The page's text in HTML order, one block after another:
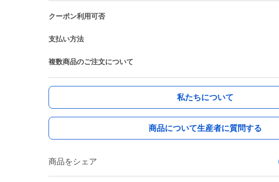
クーポン利用可否
支払い方法
複数商品のご注文について
私たちについて
商品について生産者に質問する
商品をシェア